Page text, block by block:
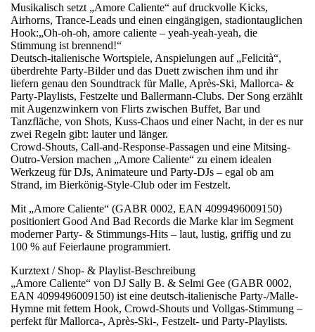
Musikalisch setzt „Amore Caliente“ auf druckvolle Kicks,
Airhorns, Trance-Leads und einen eingängigen, stadiontauglichen
Hook:„Oh-oh-oh, amore caliente – yeah-yeah-yeah, die
Stimmung ist brennend!“
Deutsch-italienische Wortspiele, Anspielungen auf „Felicità“,
überdrehte Party-Bilder und das Duett zwischen ihm und ihr
liefern genau den Soundtrack für Malle, Après-Ski, Mallorca- &
Party-Playlists, Festzelte und Ballermann-Clubs. Der Song erzählt
mit Augenzwinkern von Flirts zwischen Buffet, Bar und
Tanzfläche, von Shots, Kuss-Chaos und einer Nacht, in der es nur
zwei Regeln gibt: lauter und länger.
Crowd-Shouts, Call-and-Response-Passagen und eine Mitsing-
Outro-Version machen „Amore Caliente“ zu einem idealen
Werkzeug für DJs, Animateure und Party-DJs – egal ob am
Strand, im Bierkönig-Style-Club oder im Festzelt.
Mit „Amore Caliente“ (GABR 0002, EAN 4099496009150)
positioniert Good And Bad Records die Marke klar im Segment
moderner Party- & Stimmungs-Hits – laut, lustig, griffig und zu
100 % auf Feierlaune programmiert.
Kurztext / Shop- & Playlist-Beschreibung
„Amore Caliente“ von DJ Sally B. & Selmi Gee (GABR 0002,
EAN 4099496009150) ist eine deutsch-italienische Party-/Malle-
Hymne mit fettem Hook, Crowd-Shouts und Vollgas-Stimmung –
perfekt für Mallorca-, Après-Ski-, Festzelt- und Party-Playlists.